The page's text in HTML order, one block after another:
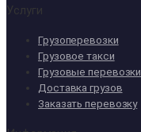
Услуги
Грузоперевозки
Грузовое такси
Грузовые перевозки
Доставка грузов
Заказать перевозку